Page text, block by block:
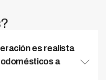
es realista
a